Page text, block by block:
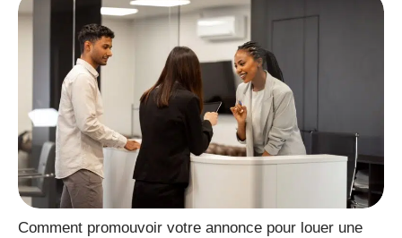
Comment promouvoir votre annonce pour louer une